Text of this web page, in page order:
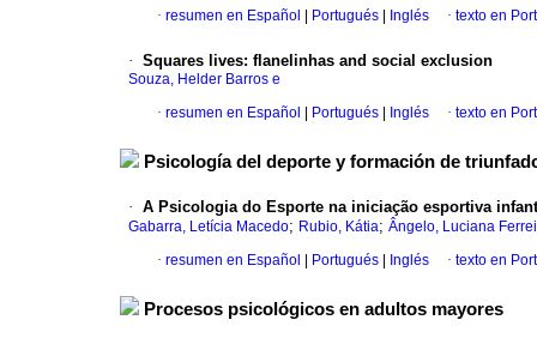
· resumen en Español Portugués Inglés · texto en
· Squares lives: flanelinhas and social exclusion
Souza, Helder Barros e
· resumen en Español Portugués Inglés · texto en
Psicología del deporte y formación de
· A Psicologia do Esporte na iniciação esportiva
Gabarra, Letícia Macedo; Rubio, Kátia; Ângelo, Luciana
· resumen en Español Portugués Inglés · texto en
Procesos psicológicos en adultos mayores